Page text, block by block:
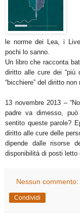
le norme dei Lea, i
pochi lo sanno.
Un libro che racconta
diritto alle cure dei “più
“bicchiere” del diritto
13 novembre 2013 –
padre va dimesso,
sentito queste parole?
diritto alle cure delle
dipende dalle risorse
disponibilità di posti letto
Nessun commento:
Condividi